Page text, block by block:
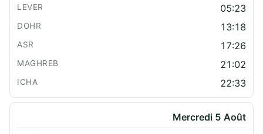
05:23
13:18
17:26
21:02
22:33
Mercredi 5 Août